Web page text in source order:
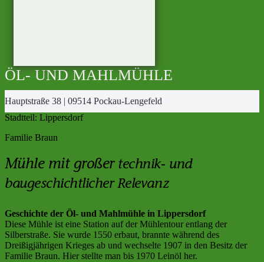
ÖL- UND MAHLMÜHLE
Hauptstraße 38 | 09514 Pockau-Lengefeld
Stadtteil: Lippersdorf
Familie Braun
Mühle mit großertechnik- und
baugeschichtlicher Relevanz
Geschichte der Öl- und Mahlmühle in Lippersdorf
Diese Mühle ist eine Station auf der Mühlentour entlang der
Silberstraße. Sie wurde 1550 erbaut, brannte während des
Dreißigjährigen Krieges ab und wechselte 1907 in den Besitz der
Familie Braun. Hier stellte man bis 1970 Leinöl her.